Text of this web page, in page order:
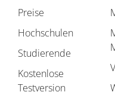
Preise
Hochschulen
Studierende
Kostenlose
Testversion